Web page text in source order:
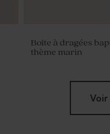
Boîte à dragées
thème marin